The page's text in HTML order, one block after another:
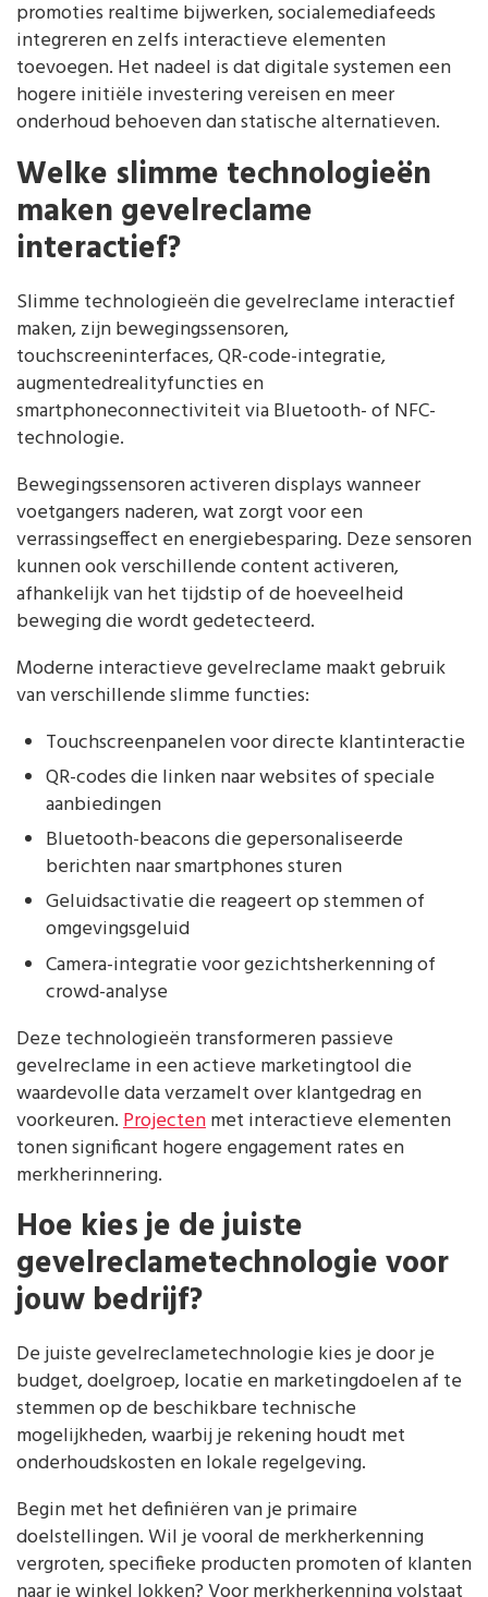
promoties realtime bijwerken, socialemediafeeds
integreren en zelfs interactieve elementen
toevoegen. Het nadeel is dat digitale systemen een
hogere initiële investering vereisen en meer
onderhoud behoeven dan statische alternatieven.
Welke slimme technologieën
maken gevelreclame
interactief?
Slimme technologieën die gevelreclame interactief
maken, zijn bewegingssensoren,
touchscreeninterfaces, QR-code-integratie,
augmentedrealityfuncties en
smartphoneconnectiviteit via Bluetooth- of NFC-
technologie.
Bewegingssensoren activeren displays wanneer
voetgangers naderen, wat zorgt voor een
verrassingseffect en energiebesparing. Deze sensoren
kunnen ook verschillende content activeren,
afhankelijk van het tijdstip of de hoeveelheid
beweging die wordt gedetecteerd.
Moderne interactieve gevelreclame maakt gebruik
van verschillende slimme functies:
Touchscreenpanelen voor directe klantinteractie
QR-codes die linken naar websites of speciale
aanbiedingen
Bluetooth-beacons die gepersonaliseerde
berichten naar smartphones sturen
Geluidsactivatie die reageert op stemmen of
omgevingsgeluid
Camera-integratie voor gezichtsherkenning of
crowd-analyse
Deze technologieën transformeren passieve
gevelreclame in een actieve marketingtool die
waardevolle data verzamelt over klantgedrag en
voorkeuren.Projectenmet interactieve elementen
tonen significant hogere engagement rates en
merkherinnering.
Hoe kies je de juiste
gevelreclametechnologie voor
jouw bedrijf?
De juiste gevelreclametechnologie kies je door je
budget, doelgroep, locatie en marketingdoelen af te
stemmen op de beschikbare technische
mogelijkheden, waarbij je rekening houdt met
onderhoudskosten en lokale regelgeving.
Begin met het definiëren van je primaire
doelstellingen. Wil je vooral de merkherkenning
vergroten, specifieke producten promoten of klanten